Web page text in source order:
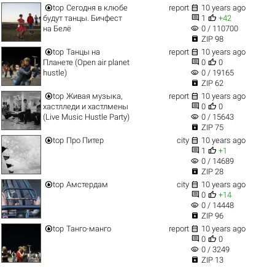
top Сегодня в клюбе
будут танцы. Бичфест
на Белё
report  10 years ago
 1  +42
visibility 0 / 110700
 ZIP 98
top Танцы на
Планете (Open air planet
hustle)
report  10 years ago
 0  0
visibility 0 / 19165
 ZIP 62
top Живая музыка,
хастлледи и хастлмены
(Live Music Hustle Party)
report  10 years ago
 0  0
visibility 0 / 15643
 ZIP 75
top Про Питер city  10 years ago
 1  +1
visibility 0 / 14689
 ZIP 28
top Амстердам city  10 years ago
 0  +14
visibility 0 / 14448
 ZIP 96
top Танго-манго report  10 years ago
 0  0
visibility 0 / 3249
 ZIP 13